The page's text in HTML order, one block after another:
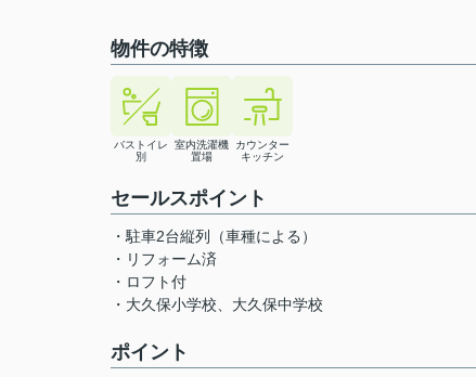
物件の特徴
バストイレ
別
室内洗濯機
置場
カウンター
キッチン
セールスポイント
・駐車2台縦列（車種による）
・リフォーム済
・ロフト付
・大久保小学校、大久保中学校
ポイント